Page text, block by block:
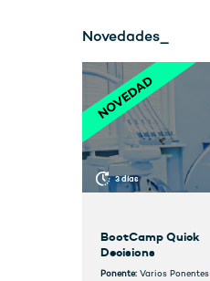
Novedades_
3 días
BootCamp Quick
Decisions
Ponente: Varios Ponentes